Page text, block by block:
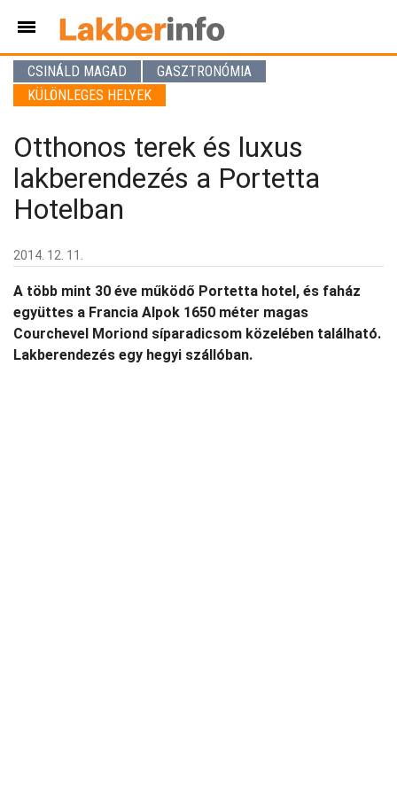
CSINÁLD MAGAD
GASZTRONÓMIA
KÜLÖNLEGES HELYEK
Otthonos terek és luxus
lakberendezés a Portetta
Hotelban
2014. 12. 11.
A több mint 30 éve működő Portetta hotel, és faház
együttes a Francia Alpok 1650 méter magas
Courchevel Moriond síparadicsom közelében található.
Lakberendezés egy hegyi szállóban.